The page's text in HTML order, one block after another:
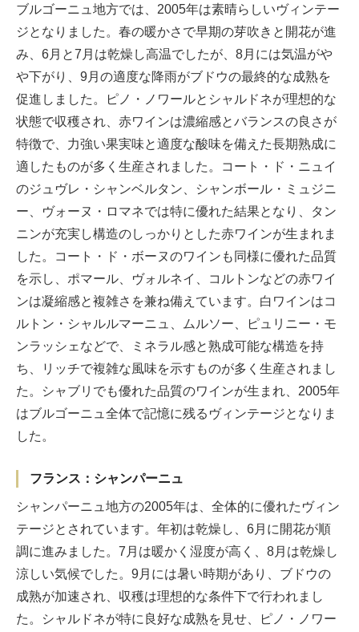
ブルゴーニュ地方では、2005年は素晴らしいヴィンテー
ジとなりました。春の暖かさで早期の芽吹きと開花が進
み、6月と7月は乾燥し高温でしたが、8月には気温がや
や下がり、9月の適度な降雨がブドウの最終的な成熟を
促進しました。ピノ・ノワールとシャルドネが理想的な
状態で収穫され、赤ワインは濃縮感とバランスの良さが
特徴で、力強い果実味と適度な酸味を備えた長期熟成に
適したものが多く生産されました。コート・ド・ニュイ
のジュヴレ・シャンベルタン、シャンボール・ミュジニ
ー、ヴォーヌ・ロマネでは特に優れた結果となり、タン
ニンが充実し構造のしっかりとした赤ワインが生まれま
した。コート・ド・ボーヌのワインも同様に優れた品質
を示し、ポマール、ヴォルネイ、コルトンなどの赤ワイ
ンは凝縮感と複雑さを兼ね備えています。白ワインはコ
ルトン・シャルルマーニュ、ムルソー、ピュリニー・モ
ンラッシェなどで、ミネラル感と熟成可能な構造を持
ち、リッチで複雑な風味を示すものが多く生産されまし
た。シャブリでも優れた品質のワインが生まれ、2005年
はブルゴーニュ全体で記憶に残るヴィンテージとなりま
した。
フランス：シャンパーニュ
シャンパーニュ地方の2005年は、全体的に優れたヴィン
テージとされています。年初は乾燥し、6月に開花が順
調に進みました。7月は暖かく湿度が高く、8月は乾燥し
涼しい気候でした。9月には暑い時期があり、ブドウの
成熟が加速され、収穫は理想的な条件下で行われまし
た。シャルドネが特に良好な成熟を見せ、ピノ・ノワー